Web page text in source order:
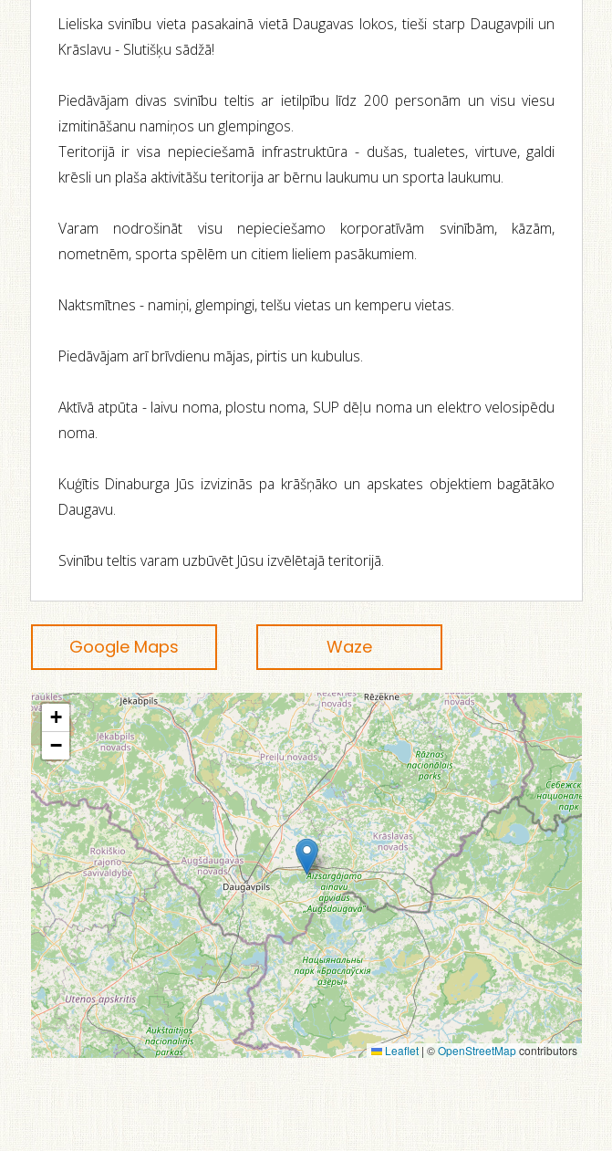
Lieliska svinību vieta pasakainā vietā Daugavas lokos, tieši starp Daugavpili un
Krāslavu - Slutišķu sādžā!
Piedāvājam divas svinību teltis ar ietilpību līdz 200 personām un visu viesu
izmitināšanu namiņos un glempingos.
Teritorijā ir visa nepieciešamā infrastruktūra - dušas, tualetes, virtuve, galdi
krēsli un plaša aktivitāšu teritorija ar bērnu laukumu un sporta laukumu.
Varam nodrošināt visu nepieciešamo korporatīvām svinībām, kāzām,
nometnēm, sporta spēlēm un citiem lieliem pasākumiem.
Naktsmītnes - namiņi, glempingi, telšu vietas un kemperu vietas.
Piedāvājam arī brīvdienu mājas, pirtis un kubulus.
Aktīvā atpūta - laivu noma, plostu noma, SUP dēļu noma un elektro velosipēdu
noma.
Kuģītis Dinaburga Jūs izvizinās pa krāšņāko un apskates objektiem bagātāko
Daugavu.
Svinību teltis varam uzbūvēt Jūsu izvēlētajā teritorijā.
Google Maps Waze
+
−
Leaflet | ©OpenStreetMapcontributors